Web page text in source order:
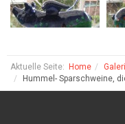
Aktuelle Seite: Home
Hummel- Sparschweine,